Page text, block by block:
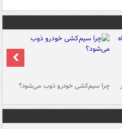
چرا سیم‌کشی خودرو ذوب می‌شود؟